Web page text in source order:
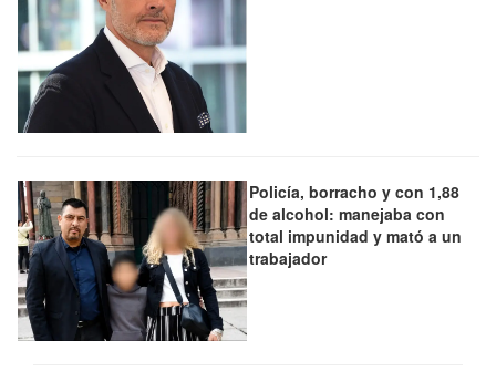
Policía, borracho y con 1,88
de alcohol: manejaba con
total impunidad y mató a un
trabajador